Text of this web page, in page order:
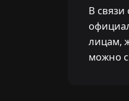
В
лицам,
можно